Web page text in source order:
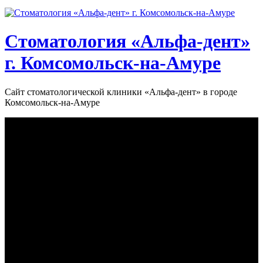
Стоматология «‎Альфа-дент»‎
г. Комсомольск-на-Амуре
Сайт стоматологической клиники «‎Альфа-дент» в городе
Комсомольск-на-Амуре